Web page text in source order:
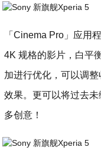
「Cinema Pro」应用
4K 规格的影片，白平
加进行优化，可以调
效果。更可以将过去
多创意！